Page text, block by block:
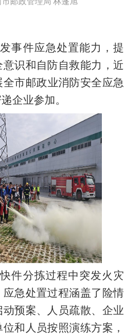
事件应急处置能力，提
识和自防自救能力，近
全市邮政业消防安全应急
企业参加。
件分拣过程中突发火灾
急处置过程涵盖了险情
预案、人员疏散、企业
和人员按照演练方案，